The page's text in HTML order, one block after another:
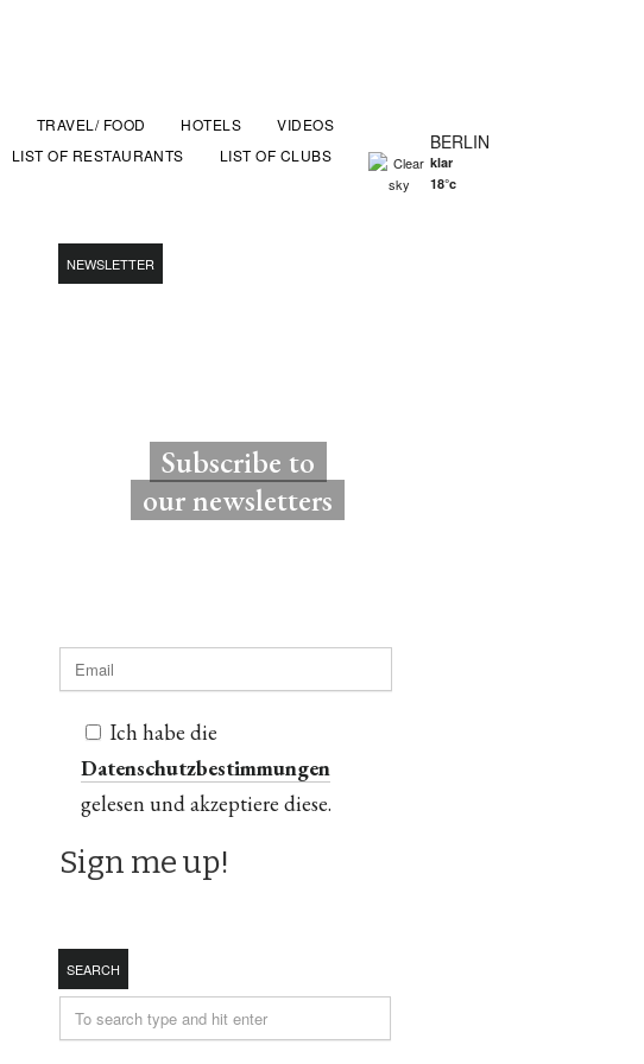
BERLIN
klar
18°c
TRAVEL/ FOOD HOTELS
VIDEOS
LIST OF RESTAURANTS LIST OF CLUBS
NEWSLETTER
Subscribe to
our newsletters
Ich habe die
Datenschutzbestimmungen
gelesen und akzeptiere diese.
SEARCH